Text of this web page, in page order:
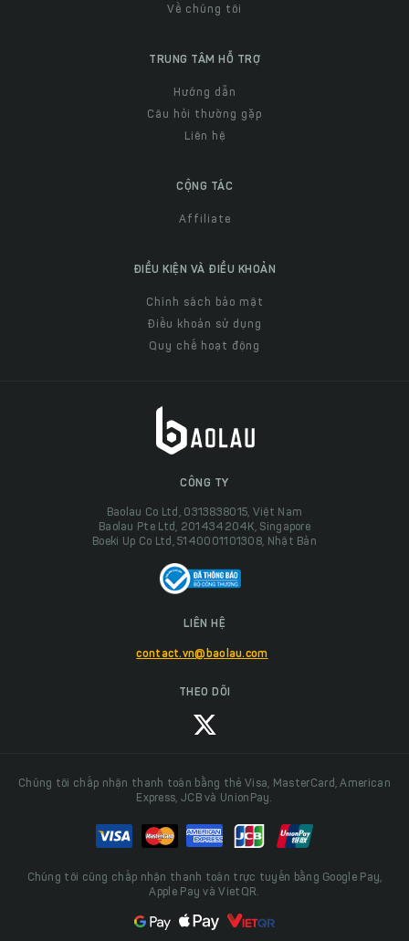
Về chúng tôi
TRUNG TÂM HỖ TRỢ
Hướng dẫn
Câu hỏi thường gặp
Liên hệ
CỘNG TÁC
Affiliate
ĐIỀU KIỆN VÀ ĐIỀU KHOẢN
Chính sách bảo mật
Điều khoản sử dụng
Quy chế hoạt động
CÔNG TY
Baolau Co Ltd, 0313838015, Việt Nam
Baolau Pte Ltd, 201434204K, Singapore
Boeki Up Co Ltd, 5140001101308, Nhật Bản
LIÊN HỆ
contact.vn@baolau.com
THEO DÕI
Chúng tôi chấp nhận thanh toán bằng thẻ Visa, MasterCard, American
Express, JCB và UnionPay.
Chúng tôi cũng chấp nhận thanh toán trực tuyến bằng Google Pay,
Apple Pay và VietQR.